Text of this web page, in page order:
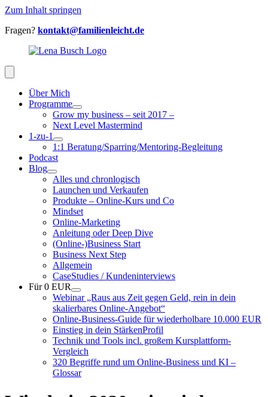
Zum Inhalt springen
Fragen? kontakt@familienleicht.de
Über Mich
Programme
Grow my business – seit 2017 –
Next Level Mastermind
1-zu-1
1:1 Beratung/Sparring/Mentoring-Begleitung
Podcast
Blog
Alles und chronlogisch
Launchen und Verkaufen
Produkte – Online-Kurs und Co
Mindset
Online-Marketing
Anleitung oder Deep Dive
(Online-)Business Start
Business Next Step
Allgemein
CaseStudies / Kundeninterviews
Für 0 EUR
Webinar „Raus aus Zeit gegen Geld, rein in dein
skalierbares Online-Angebot“
Online-Business-Guide für wiederholbare 10.000 EUR
Einstieg in dein StärkenProfil
Technik und Tools incl. großem Kursplattform-
Vergleich
320 Begriffe rund um Online-Business und KI –
Glossar